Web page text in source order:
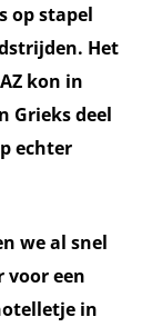
op stapel
Het
kon in
Grieks deel
echter
we al snel
voor een
in